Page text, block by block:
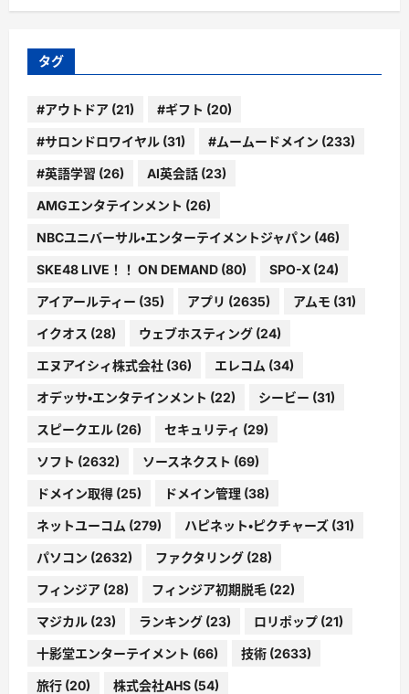
ゴ
ー
タグ
#アウトドア (21) #ギフト (20)
#サロンドロワイヤル (31) #ムームードメイン (233)
#英語学習 (26) AI英会話 (23)
AMGエンタテインメント (26)
NBCユニバーサル・エンターテイメントジャパン (46)
SKE48 LIVE！！ ON DEMAND (80) SPO-X (24)
アイアールティー (35) アプリ (2635) アムモ (31)
イクオス (28) ウェブホスティング (24)
エヌアイシィ株式会社 (36) エレコム (34)
オデッサ・エンタテインメント (22) シービー (31)
スピークエル (26) セキュリティ (29)
ソフト (2632) ソースネクスト (69)
ドメイン取得 (25) ドメイン管理 (38)
ネットユーコム (279) ハピネット・ピクチャーズ (31)
パソコン (2632) ファクタリング (28)
フィンジア (28) フィンジア初期脱毛 (22)
マジカル (23) ランキング (23) ロリポップ (21)
十影堂エンターテイメント (66) 技術 (2633)
旅行 (20) 株式会社AHS (54)